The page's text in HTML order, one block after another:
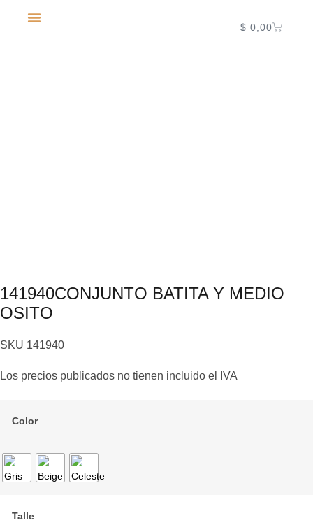
$ 0,00
141940CONJUNTO BATITA Y MEDIO
OSITO
SKU 141940
Los precios publicados no tienen incluido el IVA
Color
Talle